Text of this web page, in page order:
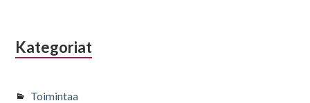
Kategoriat
Toimintaa